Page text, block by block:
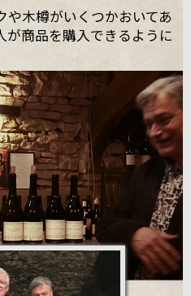
や木樽がいくつかおいてあ
が商品を購入できるように